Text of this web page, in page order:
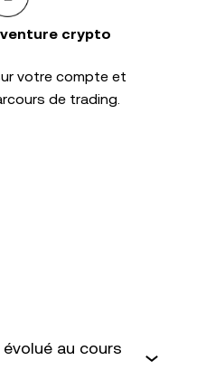
crypto
votre compte et
de trading.
au cours